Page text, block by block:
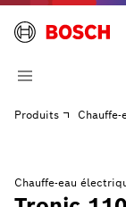
Produits Chauffe-
Chauffe-eau